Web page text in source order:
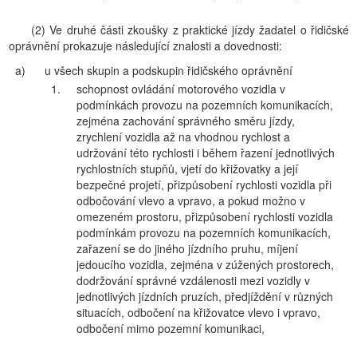
(2) Ve druhé části zkoušky z praktické jízdy žadatel o řidičské
oprávnění prokazuje následující znalosti a dovednosti:
a)
u všech skupin a podskupin řidičského oprávnění
1.
schopnost ovládání motorového vozidla v
podmínkách provozu na pozemních komunikacích,
zejména zachování správného směru jízdy,
zrychlení vozidla až na vhodnou rychlost a
udržování této rychlosti i během řazení jednotlivých
rychlostních stupňů, vjetí do křižovatky a její
bezpečné projetí, přizpůsobení rychlosti vozidla při
odbočování vlevo a vpravo, a pokud možno v
omezeném prostoru, přizpůsobení rychlosti vozidla
podmínkám provozu na pozemních komunikacích,
zařazení se do jiného jízdního pruhu, míjení
jedoucího vozidla, zejména v zúžených prostorech,
dodržování správné vzdálenosti mezi vozidly v
jednotlivých jízdních pruzích, předjíždění v různých
situacích, odbočení na křižovatce vlevo i vpravo,
odbočení mimo pozemní komunikaci,